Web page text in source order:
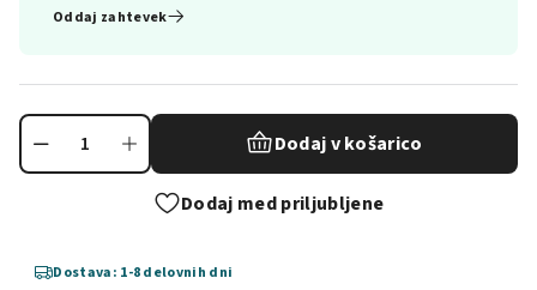
Oddaj zahtevek
Dodaj v košarico
Dodaj med priljubljene
Dostava: 1-8 delovnih dni